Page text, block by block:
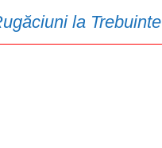
la Trebuinte